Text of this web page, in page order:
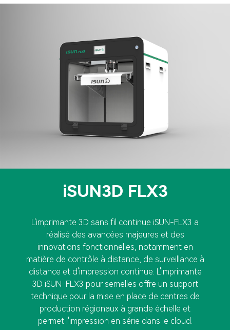
iSUN3D FLX3
L'imprimante 3D sans fil continue iSUN-FLX3 a
réalisé des avancées majeures et des
innovations fonctionnelles, notamment en
matière de contrôle à distance, de surveillance à
distance et d'impression continue. L'imprimante
3D iSUN-FLX3 pour semelles offre un support
technique pour la mise en place de centres de
production régionaux à grande échelle et
permet l'impression en série dans le cloud.